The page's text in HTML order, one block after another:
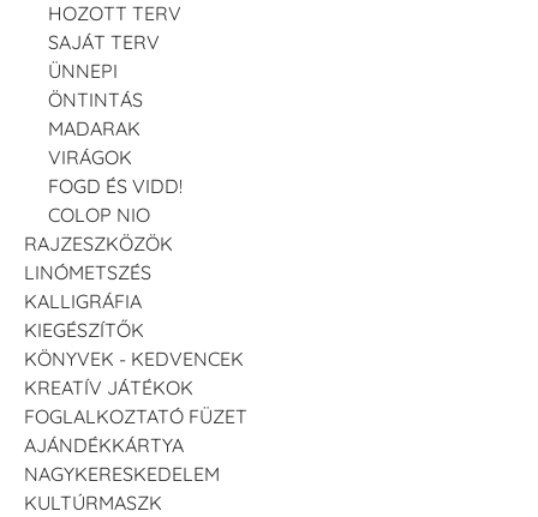
HOZOTT TERV
SAJÁT TERV
ÜNNEPI
ÖNTINTÁS
MADARAK
VIRÁGOK
FOGD ÉS VIDD!
COLOP NIO
RAJZESZKÖZÖK
LINÓMETSZÉS
KALLIGRÁFIA
KIEGÉSZÍTŐK
KÖNYVEK - KEDVENCEK
KREATÍV JÁTÉKOK
FOGLALKOZTATÓ FÜZET
AJÁNDÉKKÁRTYA
NAGYKERESKEDELEM
KULTÚRMASZK